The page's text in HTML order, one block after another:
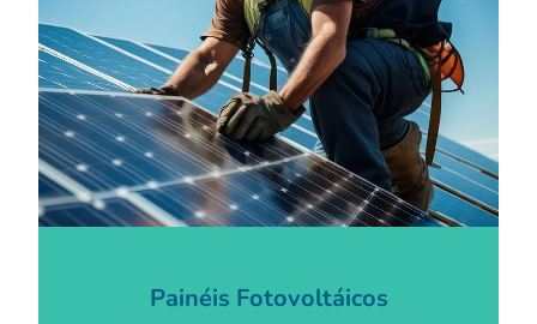
Painéis Fotovoltáicos